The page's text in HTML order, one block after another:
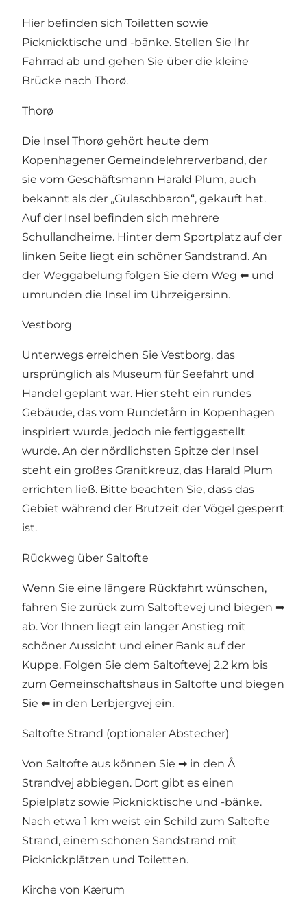
Hier befinden sich Toiletten sowie
Picknicktische und -bänke. Stellen Sie Ihr
Fahrrad ab und gehen Sie über die kleine
Brücke nach Thorø.
Thorø
Die Insel Thorø gehört heute dem
Kopenhagener Gemeindelehrerverband, der
sie vom Geschäftsmann Harald Plum, auch
bekannt als der „Gulaschbaron“, gekauft hat.
Auf der Insel befinden sich mehrere
Schullandheime. Hinter dem Sportplatz auf der
linken Seite liegt ein schöner Sandstrand. An
der Weggabelung folgen Sie dem Weg ⬅ und
umrunden die Insel im Uhrzeigersinn.
Vestborg
Unterwegs erreichen Sie Vestborg, das
ursprünglich als Museum für Seefahrt und
Handel geplant war. Hier steht ein rundes
Gebäude, das vom Rundetårn in Kopenhagen
inspiriert wurde, jedoch nie fertiggestellt
wurde. An der nördlichsten Spitze der Insel
steht ein großes Granitkreuz, das Harald Plum
errichten ließ. Bitte beachten Sie, dass das
Gebiet während der Brutzeit der Vögel gesperrt
ist.
Rückweg über Saltofte
Wenn Sie eine längere Rückfahrt wünschen,
fahren Sie zurück zum Saltoftevej und biegen ➡
ab. Vor Ihnen liegt ein langer Anstieg mit
schöner Aussicht und einer Bank auf der
Kuppe. Folgen Sie dem Saltoftevej 2,2 km bis
zum Gemeinschaftshaus in Saltofte und biegen
Sie ⬅ in den Lerbjergvej ein.
Saltofte Strand (optionaler Abstecher)
Von Saltofte aus können Sie ➡ in den Å
Strandvej abbiegen. Dort gibt es einen
Spielplatz sowie Picknicktische und -bänke.
Nach etwa 1 km weist ein Schild zum Saltofte
Strand, einem schönen Sandstrand mit
Picknickplätzen und Toiletten.
Kirche von Kærum